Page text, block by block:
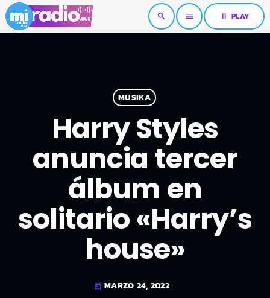
search menu pause PLAY
MUSIKA
Harry Styles
anuncia tercer
álbum en
solitario «Harry’s
house»
today MARZO 24, 2022